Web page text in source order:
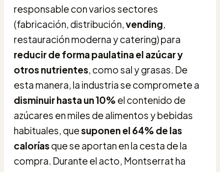
responsable con varios sectores
(fabricación, distribución,vending,
restauración moderna y catering) para
reducir de forma paulatina el azúcar y
otros nutrientes, como sal y grasas. De
esta manera, la industria se compromete a
disminuir hasta un 10% el contenido de
azúcares en miles de alimentos y bebidas
habituales, quesuponen el 64% de las
calorías que se aportan en la cesta de la
compra. Durante el acto, Montserrat ha